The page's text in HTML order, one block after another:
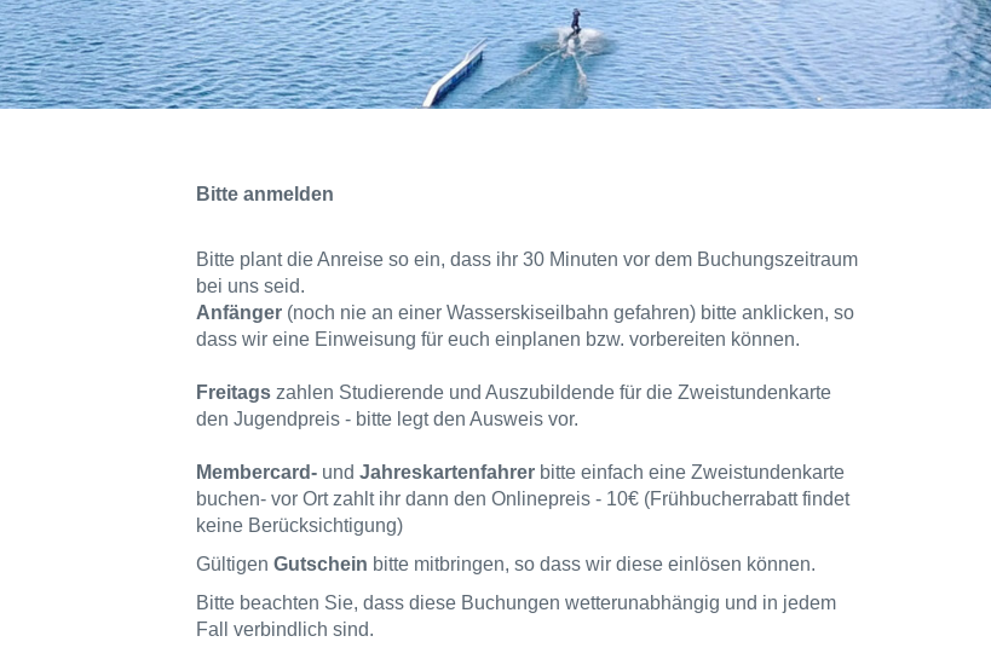
Bitte anmelden
Bitte plant die Anreise so ein, dass ihr 30 Minuten vor dem Buchungszeitraum
bei uns seid.
Anfänger (noch nie an einer Wasserskiseilbahn gefahren) bitte anklicken, so
dass wir eine Einweisung für euch einplanen bzw. vorbereiten können.
Freitags zahlen Studierende und Auszubildende für die Zweistundenkarte
den Jugendpreis - bitte legt den Ausweis vor.
Membercard- und Jahreskartenfahrer bitte einfach eine Zweistundenkarte
buchen- vor Ort zahlt ihr dann den Onlinepreis - 10€ (Frühbucherrabatt findet
keine Berücksichtigung)
Gültigen Gutschein bitte mitbringen, so dass wir diese einlösen können.
Bitte beachten Sie, dass diese Buchungen wetterunabhängig und in jedem
Fall verbindlich sind.